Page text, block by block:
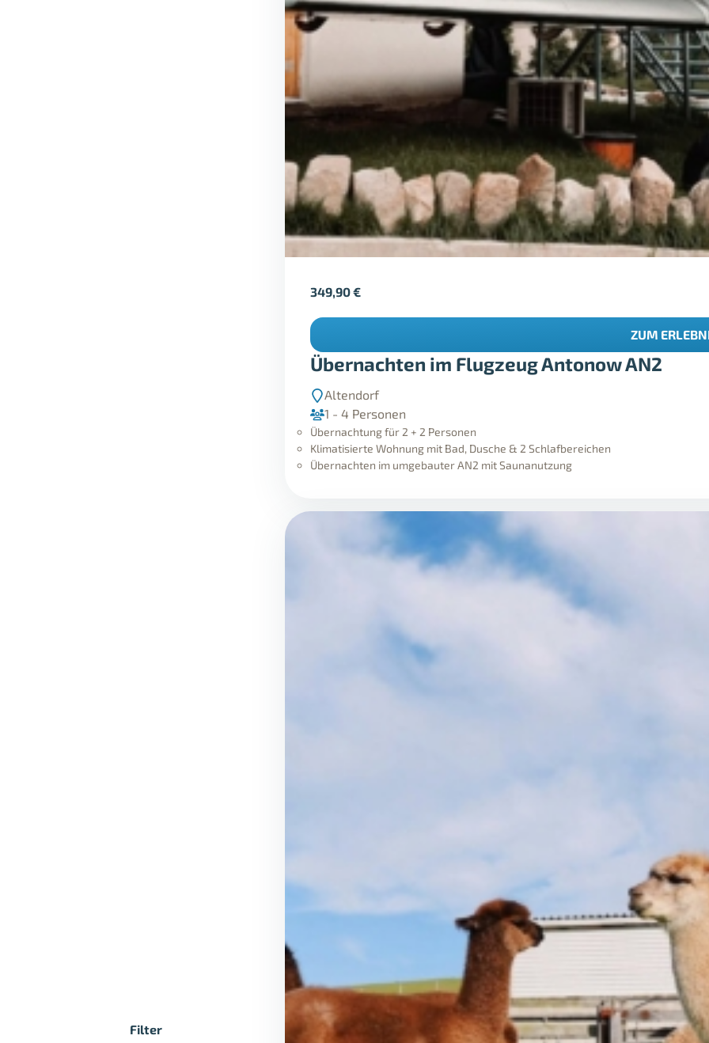
Filter
Übernachten im Flugzeug Antonow AN2
Altendorf
1 - 4 Personen
Übernachtung für 2 + 2 Personen
Klimatisierte Wohnung mit Bad, Dusche & 2 Schlafbereichen
Übernachten im umgebauter AN2 mit Saunanutzung
349,90€
ZUM